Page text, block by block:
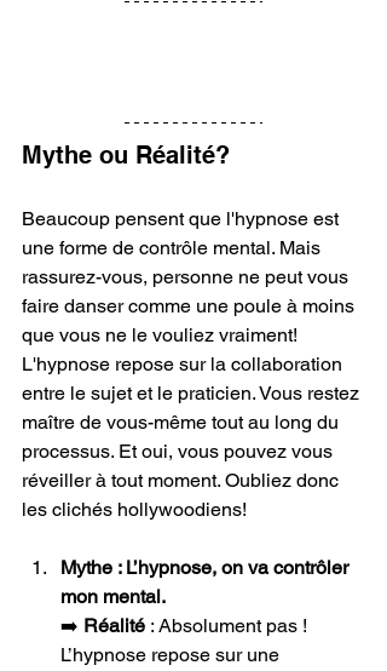
Mythe ou Réalité?
Beaucoup pensent que l'hypnose est
une forme de contrôle mental. Mais
rassurez-vous, personne ne peut vous
faire danser comme une poule à moins
que vous ne le vouliez vraiment!
L'hypnose repose sur la collaboration
entre le sujet et le praticien. Vous restez
maître de vous-même tout au long du
processus. Et oui, vous pouvez vous
réveiller à tout moment. Oubliez donc
les clichés hollywoodiens!
Mythe : L’hypnose, on va contrôler
mon mental.
➡️ Réalité : Absolument pas !
L’hypnose repose sur une